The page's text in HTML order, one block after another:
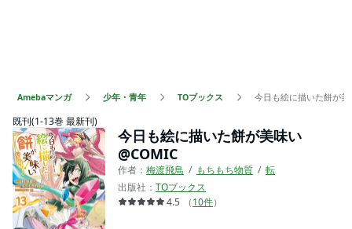
Amebaマンガ 少年・青年 TOブックス 今日も絵に描いた餅が美
既刊(1-13巻 最新刊)
今日も絵に描いた餅が美味い
@COMIC
作者： 梅渡飛鳥 もちもち物質
転
出版社： TOブックス
4.5
（10件）